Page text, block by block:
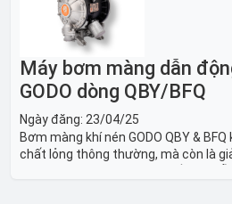
Máy bơm màng dẫn
GODO dòng QBY/BFQ
Ngày đăng: 23/04/25
Bơm màng khí nén GODO QBY &
chất lỏng thông thường, mà còn là